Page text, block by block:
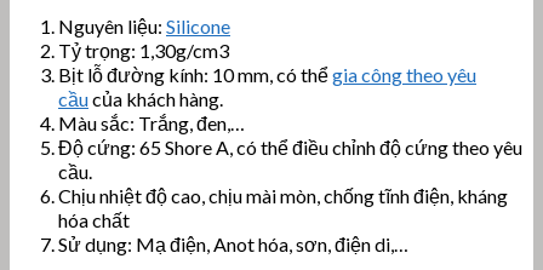
Nguyên liệu: Silicone
Tỷ trọng: 1,30g/cm3
Bịt lỗ đường kính: 10 mm, có thểgia công theo yêu
cầucủa khách hàng.
Màu sắc: Trắng, đen,…
Độ cứng: 65 Shore A, có thể điều chỉnh độ cứng theo yêu
cầu.
Chịu nhiệt độ cao, chịu mài mòn, chống tĩnh điện, kháng
hóa chất
Sử dụng: Mạ điện, Anot hóa, sơn, điện di,…